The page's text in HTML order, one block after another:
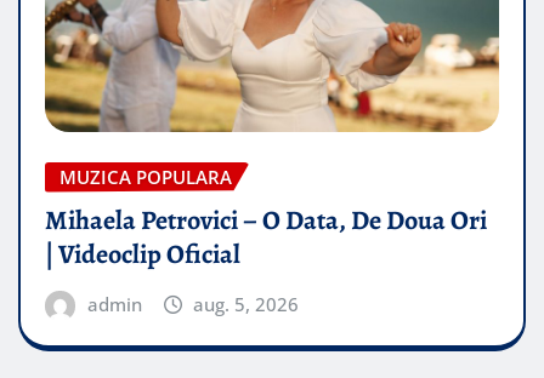
MUZICA POPULARA
Mihaela Petrovici – O Data, De Doua Ori
| Videoclip Oficial
admin aug. 5, 2026